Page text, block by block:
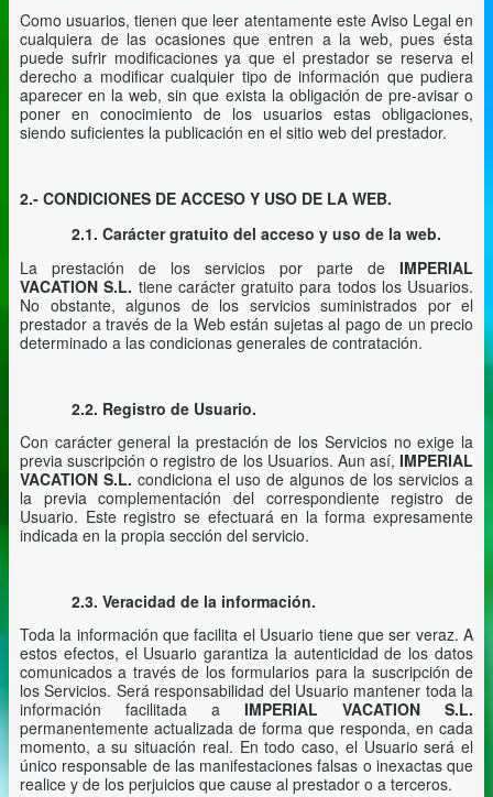
Como usuarios, tienen que leer atentamente este Aviso Legal en
cualquiera de las ocasiones que entren a la web, pues ésta
puede sufrir modificaciones ya que el prestador se reserva el
derecho a modificar cualquier tipo de información que pudiera
aparecer en la web, sin que exista la obligación de pre-avisar o
poner en conocimiento de los usuarios estas obligaciones,
siendo suficientes la publicación en el sitio web del prestador.
2.- CONDICIONES DE ACCESO Y USO DE LA WEB.
2.1. Caráctergratuito del acceso y uso de la web.
La prestación de los servicios por parte de IMPERIAL
VACATION S.L. tiene carácter gratuito para todos los Usuarios.
No obstante, algunos de los servicios suministrados por el
prestador a través de la Web están sujetas al pago de un precio
determinado a las condicionas generales de contratación.
2.2. Registro de Usuario.
Con carácter general la prestación de los Servicios no exige la
previa suscripción o registro de los Usuarios. Aun así, IMPERIAL
VACATION S.L. condiciona el uso de algunos de los servicios a
la previa complementación del correspondiente registro de
Usuario. Este registro se efectuará en la forma expresamente
indicada en la propia sección del servicio.
2.3. Veracidad de la información.
Toda la información que facilita el Usuario tiene que ser veraz. A
estos efectos, el Usuario garantiza la autenticidad de los datos
comunicados a través de los formularios para la suscripción de
los Servicios. Será responsabilidad del Usuario mantener toda la
información facilitada a IMPERIAL VACATION S.L.
permanentemente actualizada de forma que responda, en cada
momento, a su situación real. En todo caso, el Usuario será el
único responsable de las manifestaciones falsas o inexactas que
realice y de los perjuicios que cause al prestador o a terceros.